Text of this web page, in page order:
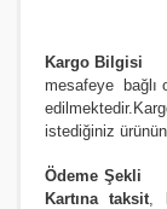
Kargo
mesafeye bağlı
edilmektedir.
istediğiniz
Ödeme
Kartına taksit,